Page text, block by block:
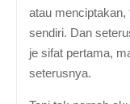
atau menciptakan,
sendiri. Dan
je sifat pertama,
seterusnya.